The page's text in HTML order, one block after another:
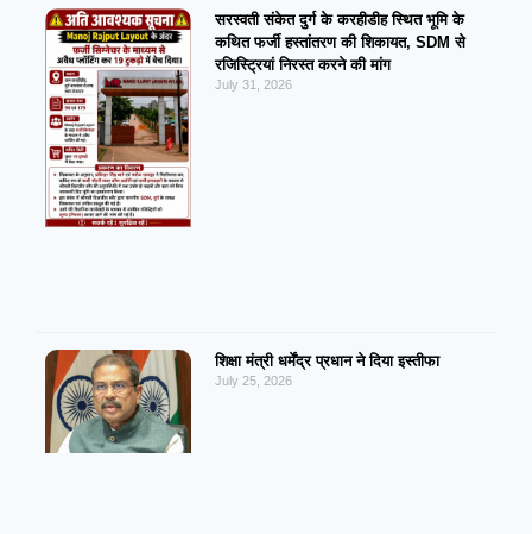
सरस्वती संकेत दुर्ग के करहीडीह स्थित भूमि के
कथित फर्जी हस्तांतरण की शिकायत, SDM से
रजिस्ट्रियां निरस्त करने की मांग
July 31, 2026
शिक्षा मंत्री धर्मेंद्र प्रधान ने दिया इस्तीफा
July 25, 2026